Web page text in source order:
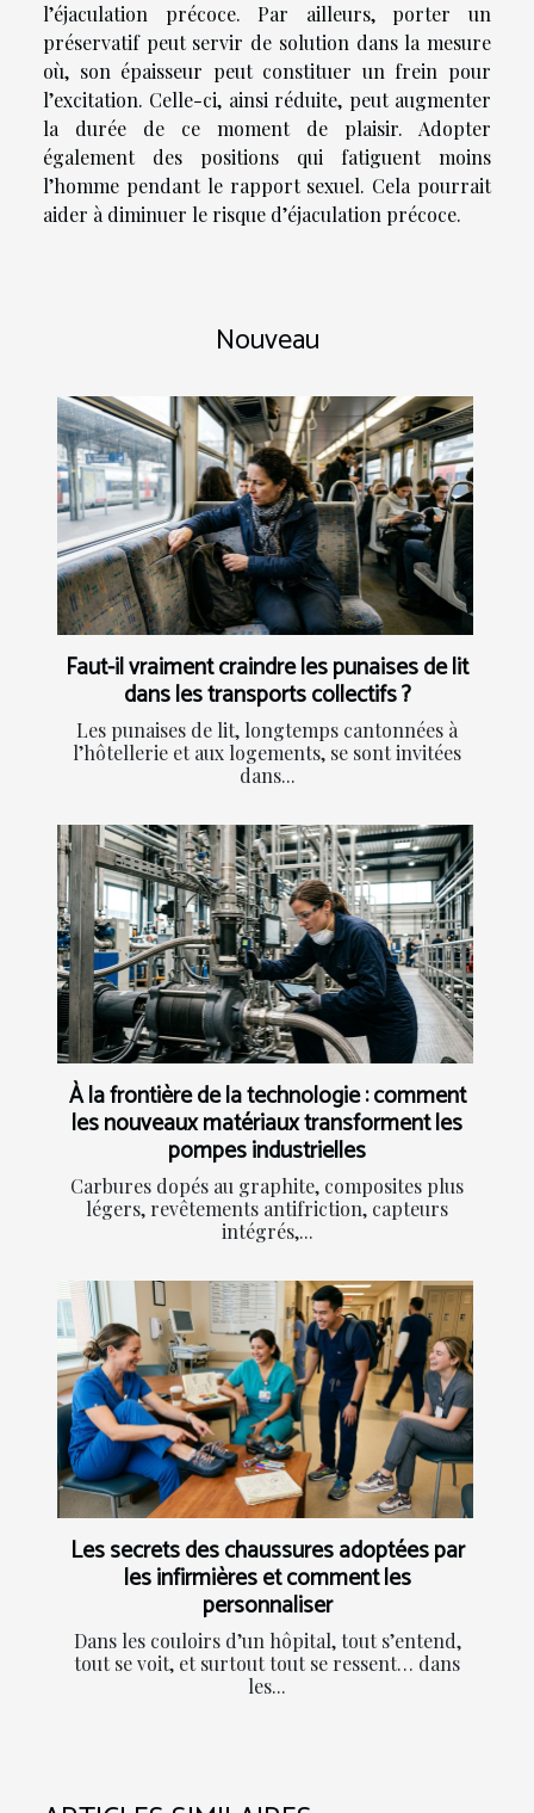
l’éjaculation précoce. Par ailleurs, porter un
préservatif peut servir de solution dans la mesure
où, son épaisseur peut constituer un frein pour
l’excitation. Celle-ci, ainsi réduite, peut augmenter
la durée de ce moment de plaisir. Adopter
également des positions qui fatiguent moins
l’homme pendant le rapport sexuel. Cela pourrait
aider à diminuer le risque d’éjaculation précoce.
Nouveau
Faut-il vraiment craindre les punaises de lit
dans les transports collectifs ?
Les punaises de lit, longtemps cantonnées à
l’hôtellerie et aux logements, se sont invitées
dans...
À la frontière de la technologie : comment
les nouveaux matériaux transforment les
pompes industrielles
Carbures dopés au graphite, composites plus
légers, revêtements antifriction, capteurs
intégrés,...
Les secrets des chaussures adoptées par
les infirmières et comment les
personnaliser
Dans les couloirs d’un hôpital, tout s’entend,
tout se voit, et surtout tout se ressent… dans
les...